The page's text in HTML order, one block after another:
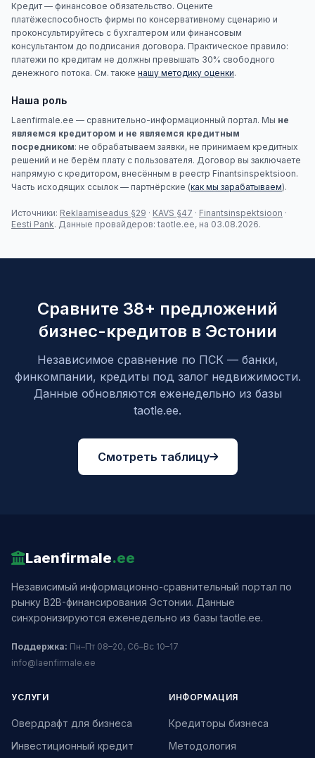
Кредит — финансовое обязательство. Оцените
платёжеспособность фирмы по консервативному сценарию и
проконсультируйтесь с бухгалтером или финансовым
консультантом до подписания договора. Практическое правило:
платежи по кредитам не должны превышать 30% свободного
денежного потока. См. также нашу методику оценки.
Наша роль
Laenfirmale.ee — сравнительно-информационный портал. Мы не
являемся кредитором и не являемся кредитным
посредником: не обрабатываем заявки, не принимаем кредитных
решений и не берём плату с пользователя. Договор вы заключаете
напрямую с кредитором, внесённым в реестр Finantsinspektsioon.
Часть исходящих ссылок — партнёрские (как мы зарабатываем).
Источники: Reklaamiseadus §29 · KAVS §47 · Finantsinspektsioon ·
Eesti Pank. Данные провайдеров: taotle.ee, на 03.08.2026.
Сравните 38+ предложений
бизнес-кредитов в Эстонии
Независимое сравнение по ПСК — банки,
финкомпании, кредиты под залог недвижимости.
Данные обновляются еженедельно из базы
taotle.ee.
Смотреть таблицу
Laenfirmale.ee
Независимый информационно-сравнительный портал по
рынку B2B-финансирования Эстонии. Данные
синхронизируются еженедельно из базы taotle.ee.
Поддержка: Пн–Пт 08–20, Сб–Вс 10–17
info@laenfirmale.ee
УСЛУГИ
Овердрафт для бизнеса
Инвестиционный кредит
ИНФОРМАЦИЯ
Кредиторы бизнеса
Методология